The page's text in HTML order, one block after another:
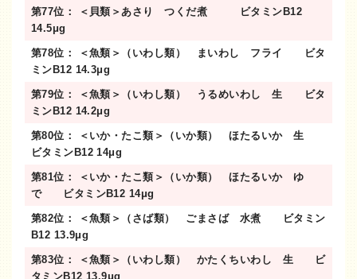
第77位： ＜貝類＞あさり つくだ煮 ビタミンB12
14.5μg
第78位： ＜魚類＞（いわし類） まいわし フライ ビタ
ミンB12 14.3μg
第79位： ＜魚類＞（いわし類） うるめいわし 生 ビタ
ミンB12 14.2μg
第80位： ＜いか・たこ類＞（いか類） ほたるいか 生
ビタミンB12 14μg
第81位： ＜いか・たこ類＞（いか類） ほたるいか ゆ
で ビタミンB12 14μg
第82位： ＜魚類＞（さば類） ごまさば 水煮 ビタミン
B12 13.9μg
第83位： ＜魚類＞（いわし類） かたくちいわし 生 ビ
タミンB12 13.9μg